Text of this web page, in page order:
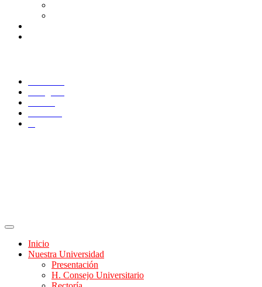
Inicio
Nuestra Universidad
Presentación
H. Consejo Universitario